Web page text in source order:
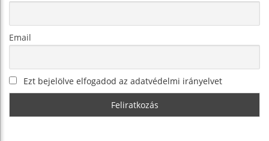
Email
Ezt bejelölve elfogadod az adatvédelmi irányelvet